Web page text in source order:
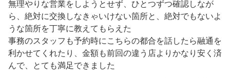
無理やりな営業をしようとせず、ひとつずつ確認しなが
ら、絶対に交換しなきゃいけない箇所と、絶対でもないよ
うな箇所を丁寧に教えてもらえた
事務のスタッフも予約時にこちらの都合を話したら融通を
利かせてくれたり、金額も前回の違う店よりかなり安く済
んで、とても満足できました